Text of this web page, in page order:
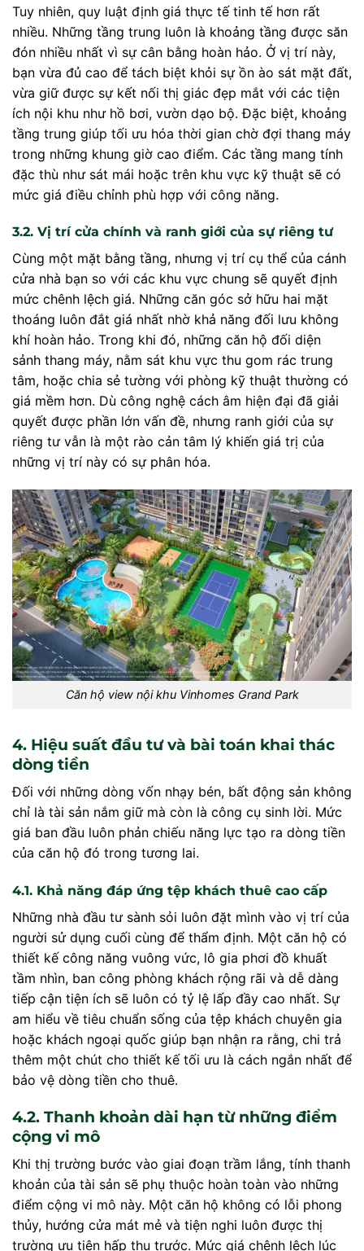
Tuy nhiên, quy luật định giá thực tế tinh tế hơn rất
nhiều. Những tầng trung luôn là khoảng tầng được săn
đón nhiều nhất vì sự cân bằng hoàn hảo. Ở vị trí này,
bạn vừa đủ cao để tách biệt khỏi sự ồn ào sát mặt đất,
vừa giữ được sự kết nối thị giác đẹp mắt với các tiện
ích nội khu như hồ bơi, vườn dạo bộ. Đặc biệt, khoảng
tầng trung giúp tối ưu hóa thời gian chờ đợi thang máy
trong những khung giờ cao điểm. Các tầng mang tính
đặc thù như sát mái hoặc trên khu vực kỹ thuật sẽ có
mức giá điều chỉnh phù hợp với công năng.
3.2. Vị trí cửa chính và ranh giới của sự riêng tư
Cùng một mặt bằng tầng, nhưng vị trí cụ thể của cánh
cửa nhà bạn so với các khu vực chung sẽ quyết định
mức chênh lệch giá. Những căn góc sở hữu hai mặt
thoáng luôn đắt giá nhất nhờ khả năng đối lưu không
khí hoàn hảo. Trong khi đó, những căn hộ đối diện
sảnh thang máy, nằm sát khu vực thu gom rác trung
tâm, hoặc chia sẻ tường với phòng kỹ thuật thường có
giá mềm hơn. Dù công nghệ cách âm hiện đại đã giải
quyết được phần lớn vấn đề, nhưng ranh giới của sự
riêng tư vẫn là một rào cản tâm lý khiến giá trị của
những vị trí này có sự phân hóa.
Căn hộ view nội khu Vinhomes Grand Park
4. Hiệu suất đầu tư và bài toán khai thác
dòng tiền
Đối với những dòng vốn nhạy bén, bất động sản không
chỉ là tài sản nắm giữ mà còn là công cụ sinh lời. Mức
giá ban đầu luôn phản chiếu năng lực tạo ra dòng tiền
của căn hộ đó trong tương lai.
4.1. Khả năng đáp ứng tệp khách thuê cao cấp
Những nhà đầu tư sành sỏi luôn đặt mình vào vị trí của
người sử dụng cuối cùng để thẩm định. Một căn hộ có
thiết kế công năng vuông vức, lô gia phơi đồ khuất
tầm nhìn, ban công phòng khách rộng rãi và dễ dàng
tiếp cận tiện ích sẽ luôn có tỷ lệ lấp đầy cao nhất. Sự
am hiểu về tiêu chuẩn sống của tệp khách chuyên gia
hoặc khách ngoại quốc giúp bạn nhận ra rằng, chi trả
thêm một chút cho thiết kế tối ưu là cách ngắn nhất để
bảo vệ dòng tiền cho thuê.
4.2. Thanh khoản dài hạn từ những điểm
cộng vi mô
Khi thị trường bước vào giai đoạn trầm lắng, tính thanh
khoản của tài sản sẽ phụ thuộc hoàn toàn vào những
điểm cộng vi mô này. Một căn hộ không có lỗi phong
thủy, hướng cửa mát mẻ và tiện nghi luôn được thị
trường ưu tiên hấp thụ trước. Mức giá chênh lệch lúc